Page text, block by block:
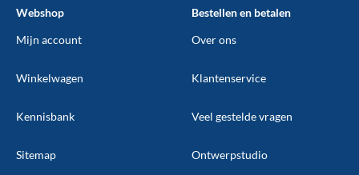
Webshop
Mijn account
Winkelwagen
Kennisbank
Sitemap
Bestellen en betalen
Over ons
Klantenservice
Veel gestelde vragen
Ontwerpstudio